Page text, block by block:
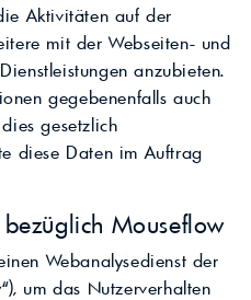
Aktivitäten auf der
mit der Webseiten- und
anzubieten.
gegebenenfalls auch
gesetzlich
diese Daten im Auftrag
Mouseflow
Webanalysedienst der
um das Nutzerverhalten